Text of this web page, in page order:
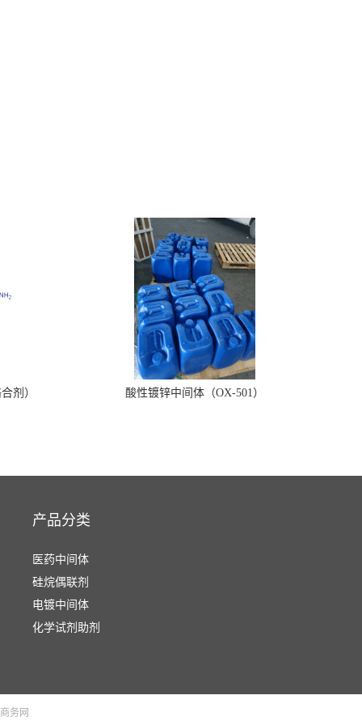
剂） 酸性镀锌中间体（OX-501）
产品分类
医药中间体
硅烷偶联剂
电镀中间体
化学试剂助剂
务网